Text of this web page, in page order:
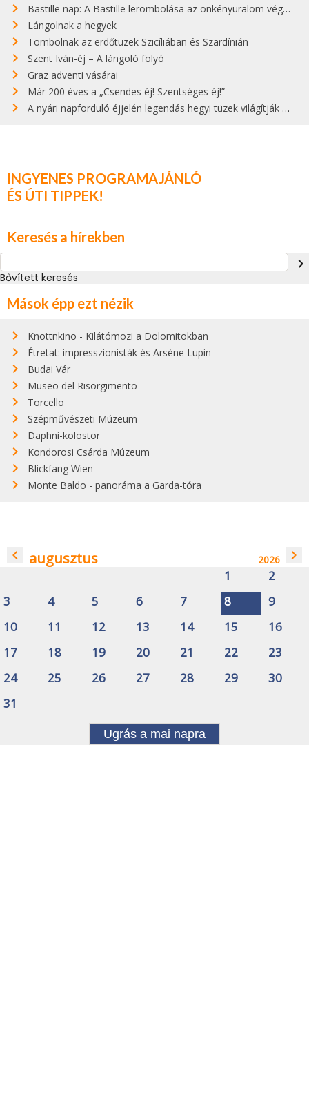
Bastille nap: A Bastille lerombolása az önkényuralom végét jelentette
Lángolnak a hegyek
Tombolnak az erdőtüzek Szicíliában és Szardínián
Szent Iván-éj – A lángoló folyó
Graz adventi vásárai
Már 200 éves a „Csendes éj! Szentséges éj!”
A nyári napforduló éjjelén legendás hegyi tüzek világítják meg Zugspitzét
INGYENES PROGRAMAJÁNLÓ
ÉS ÚTI TIPPEK!
Keresés a hírekben
navigate_next
Bővített keresés
Mások épp ezt nézik
Knottnkino - Kilátómozi a Dolomitokban
Étretat: impresszionisták és Arsène Lupin
Budai Vár
Museo del Risorgimento
Torcello
Szépművészeti Múzeum
Daphni-kolostor
Kondorosi Csárda Múzeum
Blickfang Wien
Monte Baldo - panoráma a Garda-tóra
navigate_before augusztus 2026 navigate_next
1
2
3
4 5 6 7 8
9
10
11 12 13 14 15
16
17
18 19 20 21 22
23
24
25 26 27 28 29
30
31
Ugrás a mai napra